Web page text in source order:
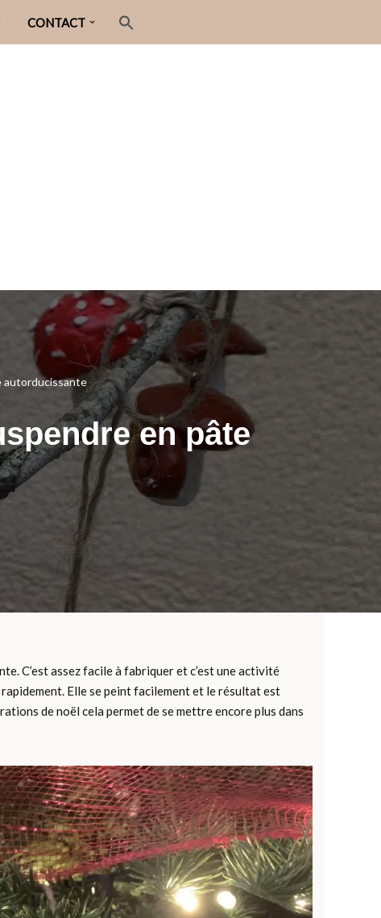
CONTACT
autorducissante
en pâte
C’est assez facile à fabriquer et c’est une activité
Elle se peint facilement et le résultat est
de noël cela permet de se mettre encore plus dans